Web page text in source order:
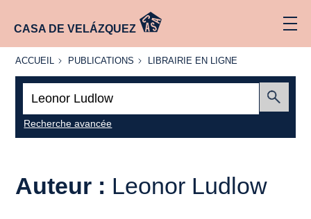
CASA DE VELÁZQUEZ
ACCUEIL
ACCUEIL PUBLICATIONS
PUBLICATIONS
LIBRAIRIE
LIBRAIRIE EN LIGNE
Recherche avancée
Auteur : Leonor Ludlow